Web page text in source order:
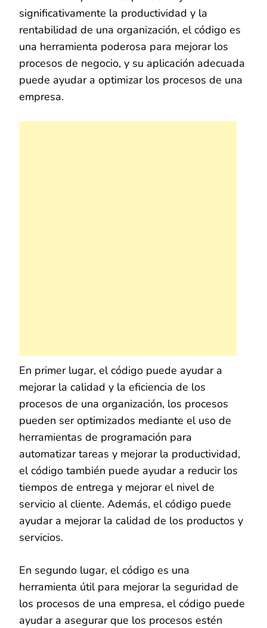
significativamente la productividad y la
rentabilidad de una organización, el código es
una herramienta poderosa para mejorar los
procesos de negocio, y su aplicación adecuada
puede ayudar a optimizar los procesos de una
empresa.
En primer lugar, el código puede ayudar a
mejorar la calidad y la eficiencia de los
procesos de una organización, los procesos
pueden ser optimizados mediante el uso de
herramientas de programación para
automatizar tareas y mejorar la productividad,
el código también puede ayudar a reducir los
tiempos de entrega y mejorar el nivel de
servicio al cliente. Además, el código puede
ayudar a mejorar la calidad de los productos y
servicios.
En segundo lugar, el código es una
herramienta útil para mejorar la seguridad de
los procesos de una empresa, el código puede
ayudar a asegurar que los procesos estén